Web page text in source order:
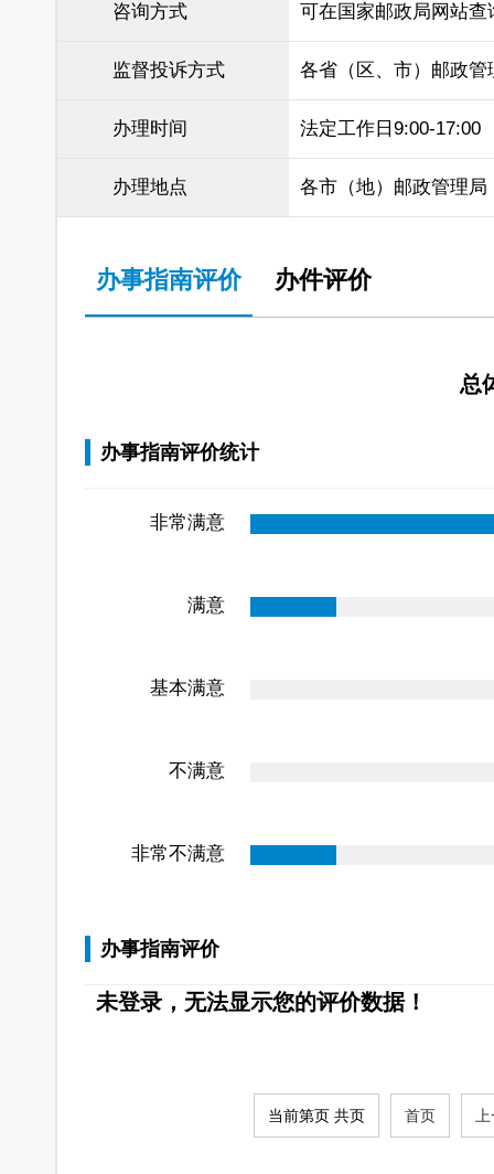
咨询方式 可在国家邮政局网站查
监督投诉方式 各省（区、市）邮政管
办理时间 法定工作日9:00-17:00
办理地点 各市（地）邮政管理局
办事指南评价 办件评价
总
办事指南评价统计
非常满意
满意
基本满意
不满意
非常不满意
办事指南评价
未登录，无法显示您的评价数据！
当前第页 共页 首页